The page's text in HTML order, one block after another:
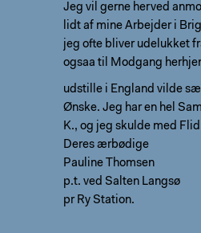
Jeg vil gerne herved
lidt af mine Arbejder i
jeg ofte bliver udelukket
ogsaa til Modgang
udstille i England vilde
Ønske. Jeg har en hel
K., og jeg skulde med
Deres ærbødige
Pauline Thomsen
p.t. ved Salten Langsø
pr Ry Station.